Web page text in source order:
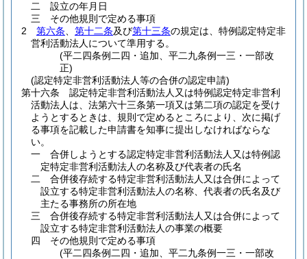
二
設立の年月日
三
その他規則で定める事項
2
第六条 第十二条及び第十三条の規定は、特例認定特定非
営利活動法人について準用する。
(平二四条例二四・追加、平二九条例一三・一部改
正)
(認定特定非営利活動法人等の合併の認定申請)
第十六条
認定特定非営利活動法人又は特例認定特定非営利
活動法人は、法第六十三条第一項又は第二項の認定を受け
ようとするときは、規則で定めるところにより、次に掲げ
る事項を記載した申請書を知事に提出しなければならな
い。
一
合併しようとする認定特定非営利活動法人又は特例認
定特定非営利活動法人の名称及び代表者の氏名
二
合併後存続する特定非営利活動法人又は合併によって
設立する特定非営利活動法人の名称、代表者の氏名及び
主たる事務所の所在地
三
合併後存続する特定非営利活動法人又は合併によって
設立する特定非営利活動法人の事業の概要
四
その他規則で定める事項
(平二四条例二四・追加、平二九条例一三・一部改